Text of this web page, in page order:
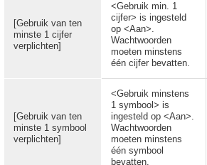
[Gebruik van ten
minste 1 cijfer
verplichten]
<Gebruik min. 1
cijfer> is ingesteld
op <Aan>.
Wachtwoorden
moeten minstens
één cijfer bevatten.
[Gebruik van ten
minste 1 symbool
verplichten]
<Gebruik minstens
1 symbool> is
ingesteld op <Aan>.
Wachtwoorden
moeten minstens
één symbool
bevatten.